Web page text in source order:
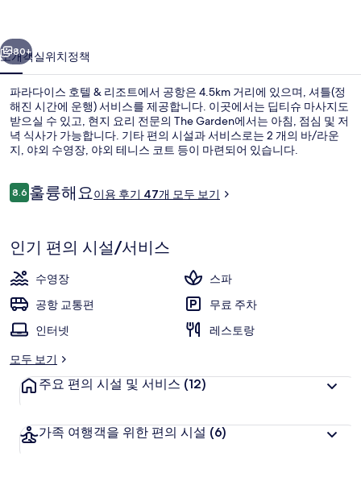
&
리
조
트
의
진
러
리
다음
80+
소개객실위치정책
파라다이스 호텔 & 리조트에서 공항은 4.5km 거리에 있으며, 셔틀(정
해진 시간에 운행) 서비스를 제공합니다. 이곳에서는 딥티슈 마사지도
받으실 수 있고, 현지 요리 전문의 The Garden에서는 아침, 점심 및 저
녁 식사가 가능합니다. 기타 편의 시설과 서비스로는 2 개의 바/라운
지, 야외 수영장, 야외 테니스 코트 등이 마련되어 있습니다.
이
용
기
8.610점 만점 중 8.6점.
훌륭해요이용 후기 47개 모두 보기
인기 편의 시설/서비스
수영장
스파
공항 교통편
무료 주차
인터넷
레스토랑
모두 보기
주요 편의 시설 및 서비스 (12)
가족 여행객을 위한 편의 시설 (6)